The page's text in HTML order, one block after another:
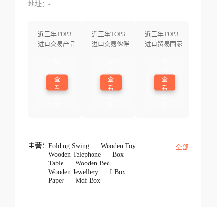
地址：-
近三年TOP3
进口交易产品
查
看
近三年TOP3
进口交易伙伴
查
看
近三年TOP3
进口贸易国家
查
看
主营： Folding Swing
Wooden Toy
Wooden Telephone
Box
Table
Wooden Bed
Wooden Jewellery
I Box
Paper
Mdf Box
全部